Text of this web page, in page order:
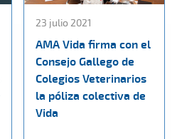
23 julio 2021
AMA Vida firma con el
Consejo Gallego de
Colegios Veterinarios
la póliza colectiva de
Vida